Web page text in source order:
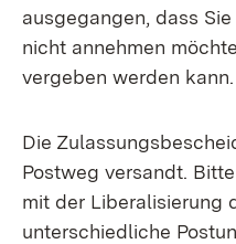
ausgegangen, dass
nicht annehmen
vergeben werden kann.
Die
Postweg versandt.
mit der Liberalisierung
unterschiedliche